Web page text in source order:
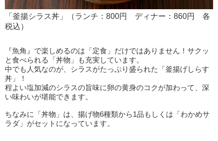
「釜揚シラス丼」（ランチ：800円 ディナー：860円 各
税込）
『魚角』で楽しめるのは「定食」だけではありません！サクッ
と食べられる「丼物」も充実しています。
中でも人気なのが、シラスがたっぷり盛られた「釜揚げしらす
丼」！
程よい塩加減のシラスの旨味に卵の黄身のコクが加わって、深
い味わいが堪能できます。
ちなみに「丼物」は、揚げ物6種類から1品もしくは「わかめサ
ラダ」がセットになっています。